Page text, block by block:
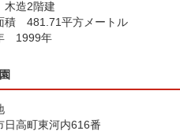
造2階建
積 481.71平方メートル
1999年
日高町東河内616番